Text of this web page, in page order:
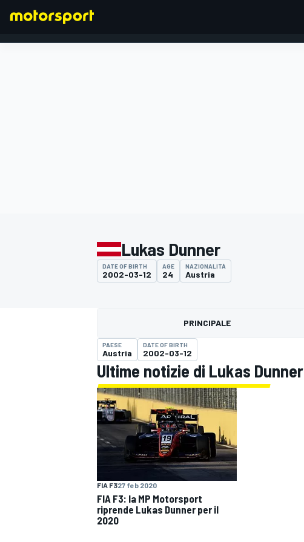
MOTOGP
WRC
Lukas Dunner
DATE OF BIRTH
2002-03-12
AGE
24
NAZIONALITÀ
Austria
PRINCIPALE
PAESE
Austria
DATE OF BIRTH
2002-03-12
Ultime notizie di Lukas Dunner
FIA F327 feb 2020
FIA F3: la MP Motorsport
riprende Lukas Dunner per il
2020